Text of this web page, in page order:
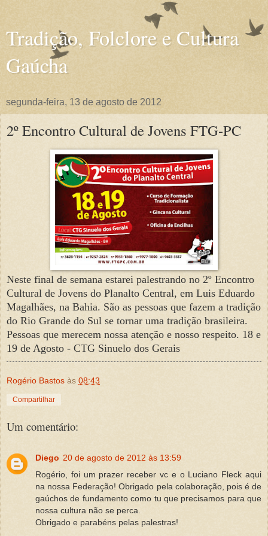
Tradição, Folclore e Cultura
Gaúcha
segunda-feira, 13 de agosto de 2012
2º Encontro Cultural de Jovens FTG-PC
Neste final de semana estarei palestrando no 2º Encontro
Cultural de Jovens do Planalto Central, em Luis Eduardo
Magalhães, na Bahia. São as pessoas que fazem a tradição
do Rio Grande do Sul se tornar uma tradição brasileira.
Pessoas que merecem nossa atenção e nosso respeito. 18 e
19 de Agosto - CTG Sinuelo dos Gerais
Rogério Bastos às 08:43
Compartilhar
Um comentário:
Diego 20 de agosto de 2012 às 13:59
Rogério, foi um prazer receber vc e o Luciano Fleck aqui
na nossa Federação! Obrigado pela colaboração, pois é de
gaúchos de fundamento como tu que precisamos para que
nossa cultura não se perca.
Obrigado e parabéns pelas palestras!